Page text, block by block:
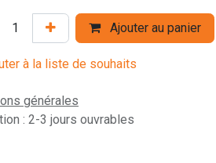
Ajouter au panier
à la liste de souhaits
générales
: 2-3 jours ouvrables